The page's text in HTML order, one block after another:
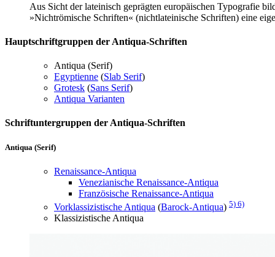
Aus Sicht der lateinisch geprägten europäischen Typografie
»Nichtrömische Schriften« (nichtlateinische Schriften) eine
Hauptschriftgruppen der Antiqua-Schriften
Antiqua (Serif)
Egyptienne (Slab Serif)
Grotesk (Sans Serif)
Antiqua Varianten
Schriftuntergruppen der Antiqua-Schriften
Antiqua (Serif)
Renaissance-Antiqua
Venezianische Renaissance-Antiqua
Französische Renaissance-Antiqua
Vorklassizistische Antiqua (Barock-Antiqua) 5) 6)
Klassizistische Antiqua